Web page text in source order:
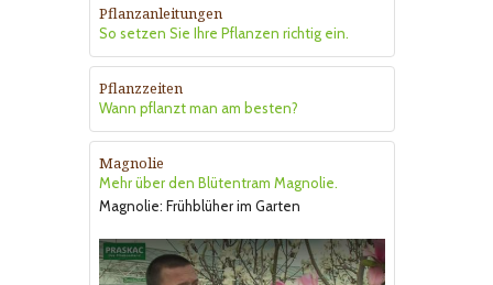
Pflanzanleitungen
So setzen Sie Ihre Pflanzen richtig ein.
Pflanzzeiten
Wann pflanzt man am besten?
Magnolie
Mehr über den Blütentram Magnolie.
Magnolie: Frühblüher im Garten